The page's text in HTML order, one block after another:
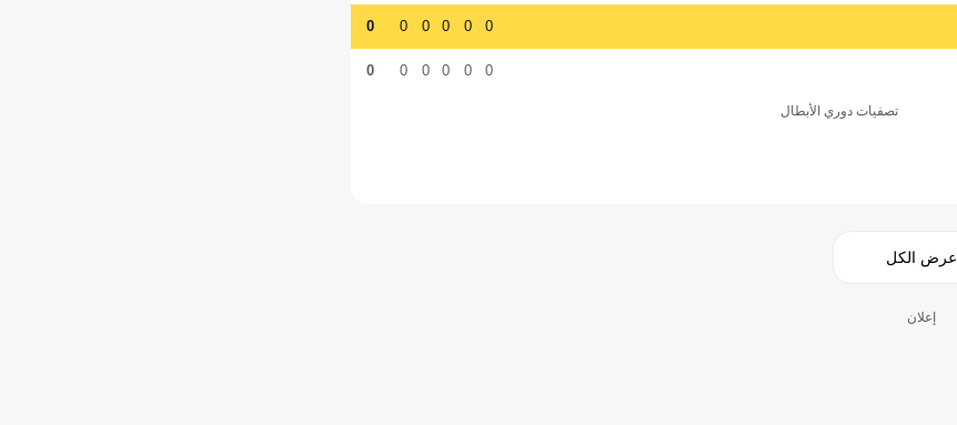
0
0
0
0
0
0
0
0
0
0
0
0
تصفيات دوري الأبطال
عرض الكل
إعلان